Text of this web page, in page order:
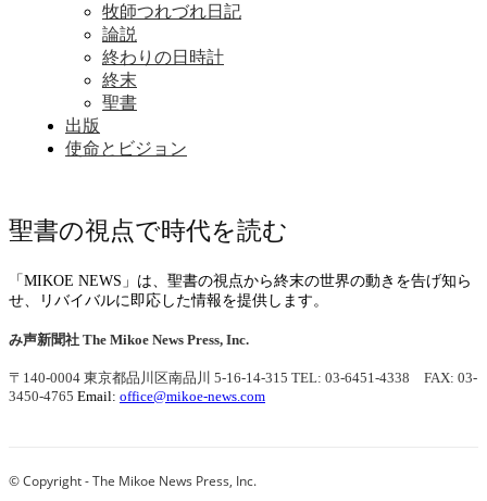
牧師つれづれ日記
論説
終わりの日時計
終末
聖書
出版
使命とビジョン
聖書の視点で時代を読む
「MIKOE NEWS」は、聖書の視点から終末の世界の動きを告げ知ら
せ、リバイバルに即応した情報を提供します。
み声新聞社 The Mikoe News Press, Inc.
〒140-0004 東京都品川区南品川 5-16-14-315 TEL: 03-6451-4338 FAX: 03-
3450-4765 Email: office@mikoe-news.com
© Copyright - The Mikoe News Press, Inc.